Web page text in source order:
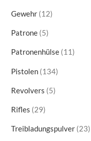
Gewehr 1212
Patrone 55
Patronenhülse 1111
Pistolen 134134
Revolvers 55
Rifles 2929
Treibladungspulver 23